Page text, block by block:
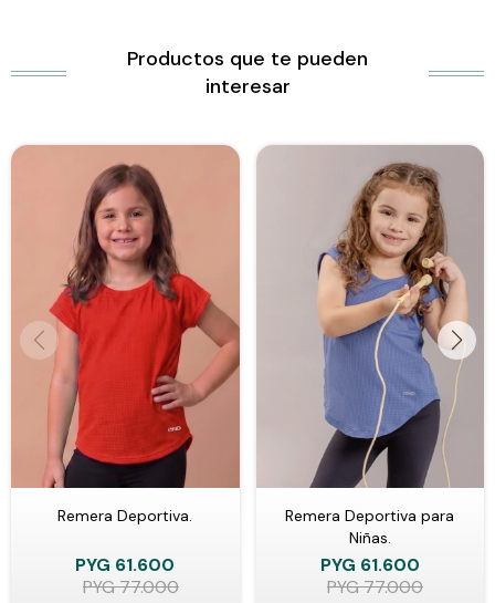
Productos que te pueden
interesar
Remera Deportiva.
PYG 61.600
PYG77.000
Remera Deportiva para
Niñas.
PYG 61.600
PYG77.000